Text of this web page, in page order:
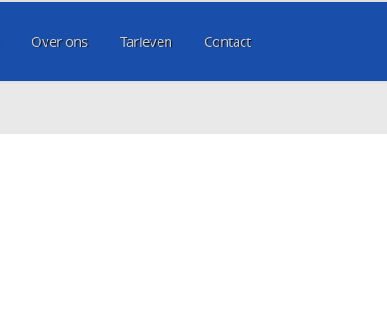
Over ons Tarieven Contact